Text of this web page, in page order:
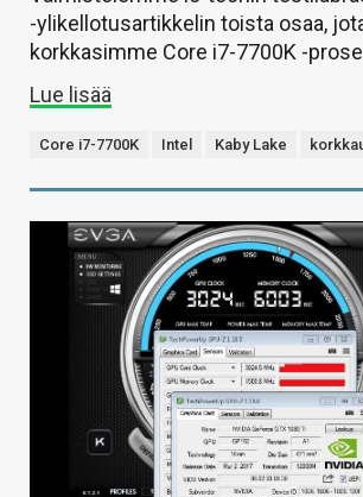
-ylikellotusartikkelin toista osaa,
korkkasimme Core i7-7700K -
Lue lisää
Core i7-7700K Intel Kaby Lake